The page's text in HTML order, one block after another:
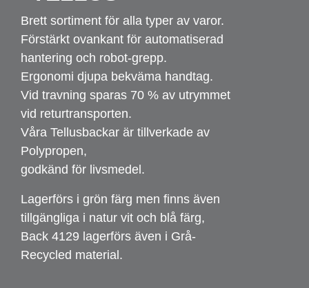
Brett sortiment för alla typer av varor.
Förstärkt ovankant för automatiserad
hantering och robot-grepp.
Ergonomi djupa bekväma handtag.
Vid travning sparas 70 % av utrymmet
vid returtransporten.
Våra Tellusbackar är tillverkade av
Polypropen,
godkänd för livsmedel.
Lagerförs i grön färg men finns även
tillgängliga i natur vit och blå färg,
Back 4129 lagerförs även i Grå-
Recycled material.